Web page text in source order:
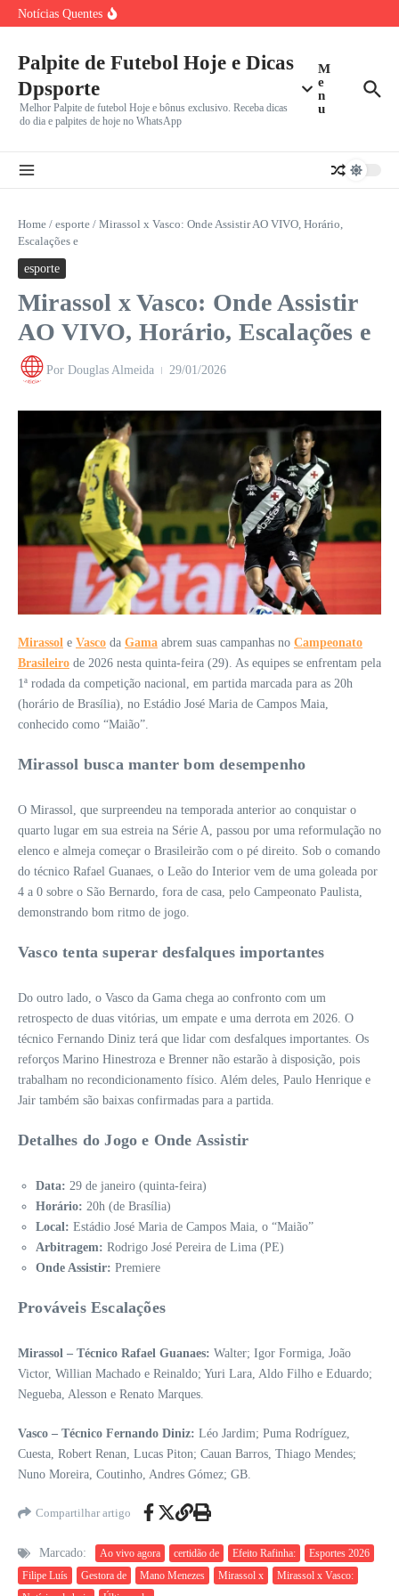
Ir para o conteúdo
Notícias Quentes
Crise no ataque: Arsenal, após ‘perder’ Vinicius Jr. para o
Vini Jr. ignora Arsenal e escolhe Real Madrid: Por que
Palpite de Futebol Hoje e Dicas
Dpsporte
Melhor Palpite de futebol Hoje e bônus exclusivo. Receba dicas
do dia e palpites de hoje no WhatsApp
M
e
n
u
Home / esporte / Mirassol x Vasco: Onde Assistir AO VIVO, Horário,
Escalações e
esporte
Mirassol x Vasco: Onde Assistir
AO VIVO, Horário, Escalações e
Por Douglas Almeida 29/01/2026
Mirassol e Vasco da Gama abrem suas campanhas no Campeonato
Brasileiro de 2026 nesta quinta-feira (29). As equipes se enfrentam pela
1ª rodada da competição nacional, em partida marcada para as 20h
(horário de Brasília), no Estádio José Maria de Campos Maia,
conhecido como “Maião”.
Mirassol busca manter bom desempenho
O Mirassol, que surpreendeu na temporada anterior ao conquistar o
quarto lugar em sua estreia na Série A, passou por uma reformulação no
elenco e almeja começar o Brasileirão com o pé direito. Sob o comando
do técnico Rafael Guanaes, o Leão do Interior vem de uma goleada por
4 a 0 sobre o São Bernardo, fora de casa, pelo Campeonato Paulista,
demonstrando bom ritmo de jogo.
Vasco tenta superar desfalques importantes
Do outro lado, o Vasco da Gama chega ao confronto com um
retrospecto de duas vitórias, um empate e uma derrota em 2026. O
técnico Fernando Diniz terá que lidar com desfalques importantes. Os
reforços Marino Hinestroza e Brenner não estarão à disposição, pois
trabalham no recondicionamento físico. Além deles, Paulo Henrique e
Jair também são baixas confirmadas para a partida.
Detalhes do Jogo e Onde Assistir
Data: 29 de janeiro (quinta-feira)
Horário: 20h (de Brasília)
Local: Estádio José Maria de Campos Maia, o “Maião”
Arbitragem: Rodrigo José Pereira de Lima (PE)
Onde Assistir: Premiere
Prováveis Escalações
Mirassol – Técnico Rafael Guanaes: Walter; Igor Formiga, João
Victor, Willian Machado e Reinaldo; Yuri Lara, Aldo Filho e Eduardo;
Negueba, Alesson e Renato Marques.
Vasco – Técnico Fernando Diniz: Léo Jardim; Puma Rodríguez,
Cuesta, Robert Renan, Lucas Piton; Cauan Barros, Thiago Mendes;
Nuno Moreira, Coutinho, Andres Gómez; GB.
Compartilhar artigo
Marcado: Ao vivo agora certidão de Efeito Rafinha:
Esportes 2026
Filipe Luís
Gestora de Mano Menezes Mirassol x
Mirassol x Vasco: